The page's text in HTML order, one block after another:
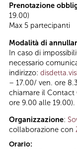
Prenotazione
19.00)
Max 5 partecipanti
Modalità di
In caso di
necessario
indirizzo:
– 17.00/ ven. ore
chiamare il
ore 9.00 alle 19.00).
Organizzazione:
collaborazione con
Orario: